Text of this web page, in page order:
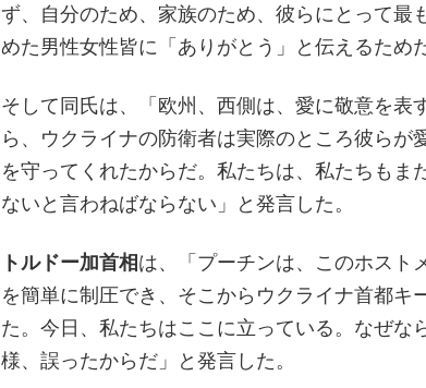
ず、自分のため、家族のため、彼らにとって最
めた男性女性皆に「ありがとう」と伝えるため
そして同氏は、「欧州、西側は、愛に敬意を表
ら、ウクライナの防衛者は実際のところ彼らが
を守ってくれたからだ。私たちは、私たちもま
ないと言わねばならない」と発言した。
トルドー加首相 は、「プーチンは、このホスト
を簡単に制圧でき、そこからウクライナ首都キ
た。今日、私たちはここに立っている。なぜな
様、誤ったからだ」と発言した。